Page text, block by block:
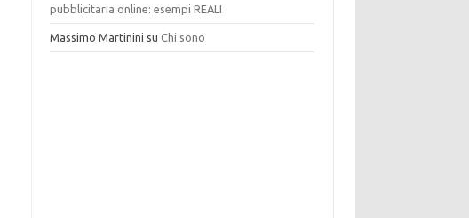
pubblicitaria online: esempi REALI
Massimo Martinini suChi sono